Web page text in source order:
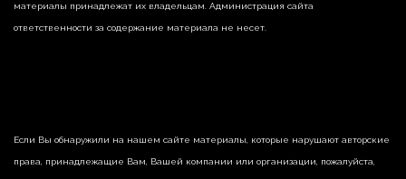
материалы принадлежат их владельцам. Администрация сайта
ответственности за содержание материала не несет.
Если Вы обнаружили на нашем сайте материалы, которые нарушают авторские
права, принадлежащие Вам, Вашей компании или организации, пожалуйста,